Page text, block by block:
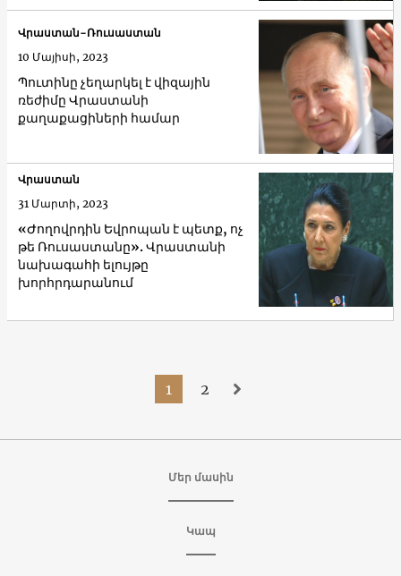
Պուտինը չեղարկել է վիզային
ռեժիմը Վրաստանի
քաղաքացիների համար
Վրաստան-Ռուսաստան
10 Մայիսի, 2023
«Ժողովրդին Եվրոպան է պետք, ոչ
թե Ռուսաստանը». Վրաստանի
նախագահի ելույթը
խորհրդարանում
Վրաստան
31 Մարտի, 2023
1 2
Մեր մասին
Կապ